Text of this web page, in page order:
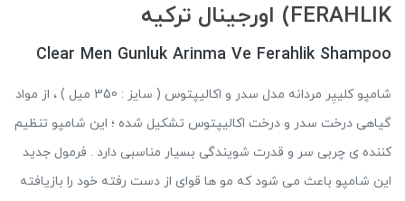
FERAHLIK) اورجینال ترکیه
Clear Men Gunluk Arinma Ve Ferahlik Shampoo
شامپو کلییِر مردانه مدل سدر و اکالیپتوس ( سایز : 350 میل ) ، از مواد
گیاهی درخت سدر و درخت اکالیپتوس تشکیل شده ؛ این شامپو تنظیم
کننده ی چربی سر و قدرت شویندگی بسیار مناسبی دارد . فرمول جدید
این شامپو باعث می شود که مو ها قوای از دست رفته خود را بازیافته